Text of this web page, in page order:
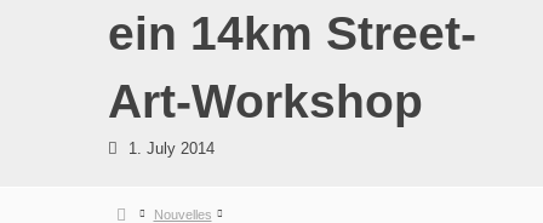
ein 14km Street-
Art-Workshop
1. July 2014
Nouvelles